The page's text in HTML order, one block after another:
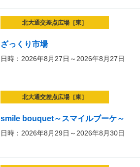
北大通交差点広場［東］
ざっくり市場
日時：2026年8月27日～2026年8月27日
北大通交差点広場［東］
smile bouquet～スマイルブーケ～
日時：2026年8月29日～2026年8月30日